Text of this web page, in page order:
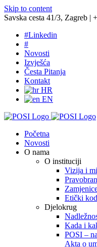
Skip to content
Savska cesta 41/3, Zagreb |
#Linkedin
#
Novosti
Izvješća
Česta Pitanja
Kontakt
HR
EN
Početna
Novosti
O nama
O instituciji
Vizija i
Etički
Djelokrug
Kada i
POSI –
Akta o